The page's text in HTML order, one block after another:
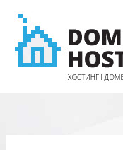
содержимому